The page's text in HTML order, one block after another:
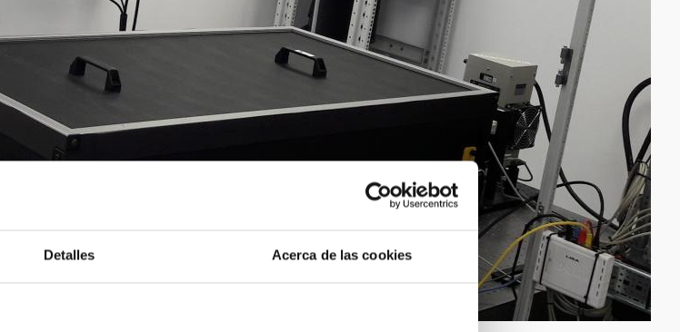
Detalles Acerca de las cookies